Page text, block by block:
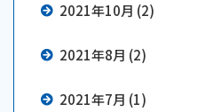
2021年10月 (2)
2021年8月 (2)
2021年7月 (1)